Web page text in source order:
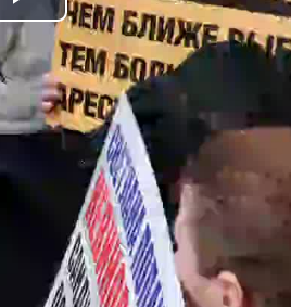
Play
Video